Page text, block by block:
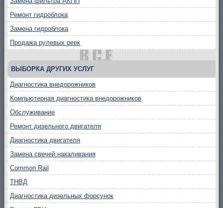
Ремонт гидроблока
Замена гидроблока
Продажа рулевых реек
ВЫБОРКА ДРУГИХ УСЛУГ
Диагностика внедорожников
Компьютерная диагностика внедорожников
Обслуживание
Ремонт дизельного двигателя
Диагностика двигателя
Замена свечей накаливания
Common Rail
ТНВД
Диагностика дизельных форсунок